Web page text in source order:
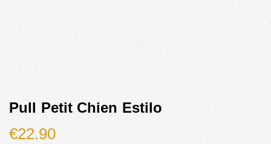
Pull Petit Chien Estilo
€22.90